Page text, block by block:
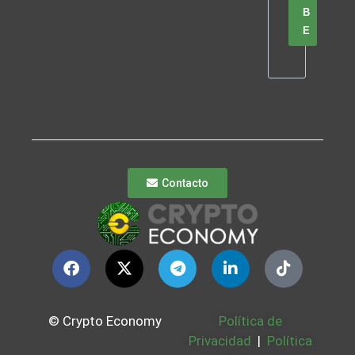
B
E
Contacto
© Crypto Economy
Política de
Privacidad | Política